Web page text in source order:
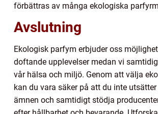
förbättras av många ekologiska
Avslutning
Ekologisk parfym erbjuder oss
doftande upplevelser medan vi
vår hälsa och miljö. Genom att välja
kan du vara säker på att du inte
ämnen och samtidigt stödja